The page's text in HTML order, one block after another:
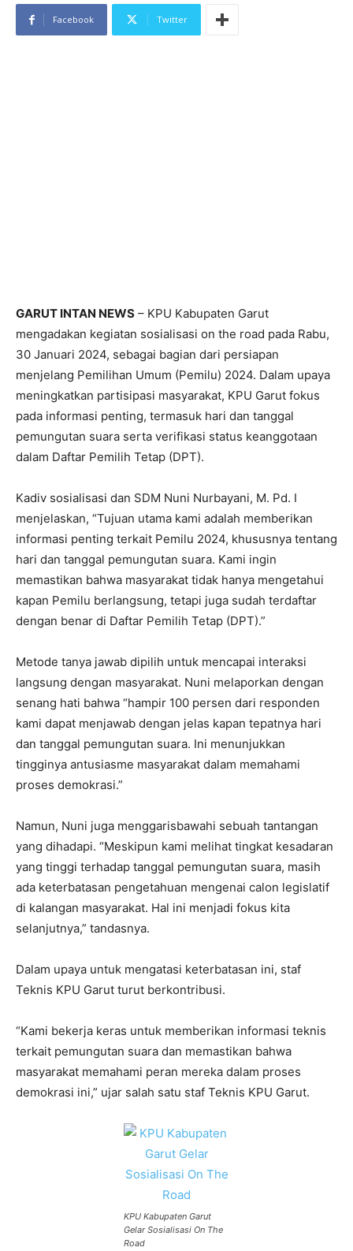
Facebook Twitter
GARUT INTAN NEWS – KPU Kabupaten Garut
mengadakan kegiatan sosialisasi on the road pada Rabu,
30 Januari 2024, sebagai bagian dari persiapan
menjelang Pemilihan Umum (Pemilu) 2024. Dalam upaya
meningkatkan partisipasi masyarakat, KPU Garut fokus
pada informasi penting, termasuk hari dan tanggal
pemungutan suara serta verifikasi status keanggotaan
dalam Daftar Pemilih Tetap (DPT).
Kadiv sosialisasi dan SDM Nuni Nurbayani, M. Pd. I
menjelaskan, “Tujuan utama kami adalah memberikan
informasi penting terkait Pemilu 2024, khususnya tentang
hari dan tanggal pemungutan suara. Kami ingin
memastikan bahwa masyarakat tidak hanya mengetahui
kapan Pemilu berlangsung, tetapi juga sudah terdaftar
dengan benar di Daftar Pemilih Tetap (DPT).”
Metode tanya jawab dipilih untuk mencapai interaksi
langsung dengan masyarakat. Nuni melaporkan dengan
senang hati bahwa “hampir 100 persen dari responden
kami dapat menjawab dengan jelas kapan tepatnya hari
dan tanggal pemungutan suara. Ini menunjukkan
tingginya antusiasme masyarakat dalam memahami
proses demokrasi.”
Namun, Nuni juga menggarisbawahi sebuah tantangan
yang dihadapi. “Meskipun kami melihat tingkat kesadaran
yang tinggi terhadap tanggal pemungutan suara, masih
ada keterbatasan pengetahuan mengenai calon legislatif
di kalangan masyarakat. Hal ini menjadi fokus kita
selanjutnya,” tandasnya.
Dalam upaya untuk mengatasi keterbatasan ini, staf
Teknis KPU Garut turut berkontribusi.
“Kami bekerja keras untuk memberikan informasi teknis
terkait pemungutan suara dan memastikan bahwa
masyarakat memahami peran mereka dalam proses
demokrasi ini,” ujar salah satu staf Teknis KPU Garut.
KPU Kabupaten Garut
Gelar Sosialisasi On The
Road